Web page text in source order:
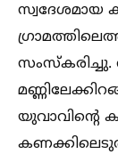
സ്വദേശമായ
യുവാവിന്റെ